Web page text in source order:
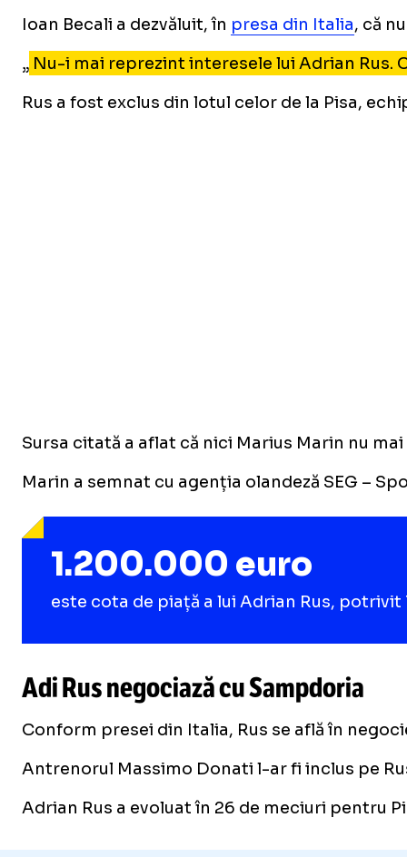
Ioan Becali a dezvăluit, în presa din Italia, că
„ Nu-i mai reprezint interesele lui Adrian Rus.
Rus a fost exclus din lotul celor de la Pisa,
Sursa citată a aflat că nici Marius Marin nu
Marin a semnat cu agenția olandeză SEG –
1.200.000 euro
este cota de piață a lui Adrian Rus,
Adi Rus negociază cu Sampdoria
Conform presei din Italia, Rus se află în
Antrenorul Massimo Donati l-ar fi inclus pe
Adrian Rus a evoluat în 26 de meciuri pentru